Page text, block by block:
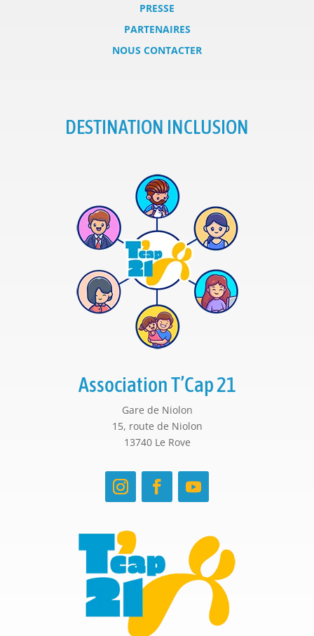
PRESSE
PARTENAIRES
NOUS CONTACTER
DESTINATION INCLUSION
Association T’Cap 21
Gare de Niolon
15, route de Niolon
13740 Le Rove